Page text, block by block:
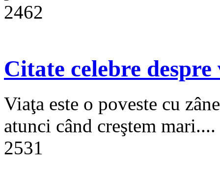
2462
Citate celebre
Viaţa este o poveste cu
atunci când creştem mari....
2531